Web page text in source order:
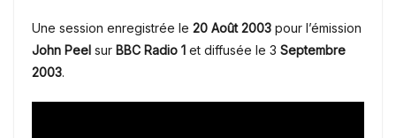
Une session enregistrée le 20 Août 2003 pour l’émission
John Peel sur BBC Radio 1 et diffusée le 3 Septembre
2003.